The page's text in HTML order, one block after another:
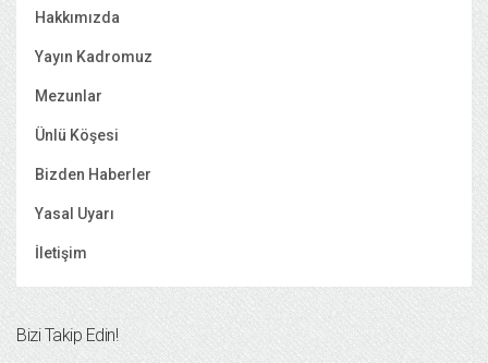
Hakkımızda
Yayın Kadromuz
Mezunlar
Ünlü Köşesi
Bizden Haberler
Yasal Uyarı
İletişim
Bizi Takip Edin!